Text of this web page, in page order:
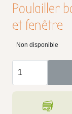
Poulailler
et fenêtre
Non disponible